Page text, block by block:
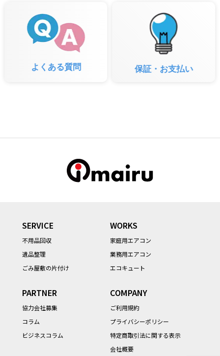
よくある質問 保証・お支払い
SERVICE
不用品回収
遺品整理
ごみ屋敷の片付け
WORKS
家庭用エアコン
業務用エアコン
エコキュート
PARTNER
協力会社募集
コラム
ビジネスコラム
COMPANY
ご利用規約
プライバシーポリシー
特定商取引法に関する表示
会社概要